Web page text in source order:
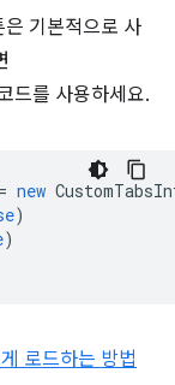
기본적으로 사
드를 사용하세요.
= new
)
)
로드하는 방법